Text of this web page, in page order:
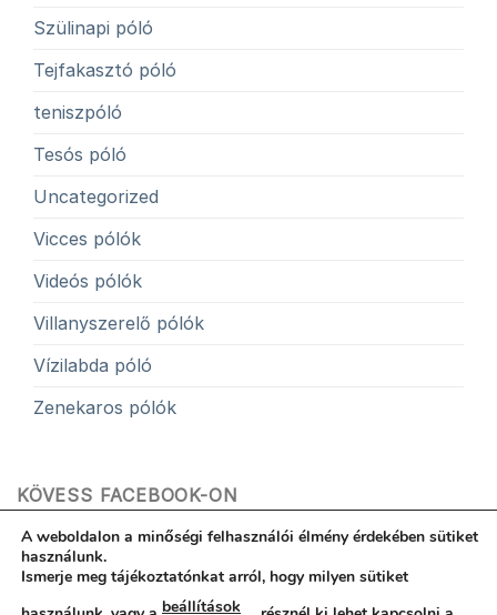
Szülinapi póló
Tejfakasztó póló
teniszpóló
Tesós póló
Uncategorized
Vicces pólók
Videós pólók
Villanyszerelő pólók
Vízilabda póló
Zenekaros pólók
KÖVESS FACEBOOK-ON
A weboldalon a minőségi felhasználói élmény érdekében sütiket
használunk.
Ismerje meg tájékoztatónkat arról, hogy milyen sütiket
beállítások